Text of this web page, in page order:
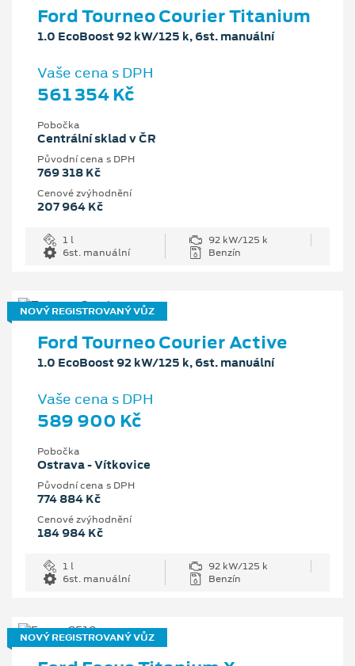
Ford Tourneo Courier Titanium
1.0 EcoBoost 92 kW/125 k, 6st. manuální
Vaše cena s DPH
561 354 Kč
Pobočka
Centrální sklad v ČR
Původní cena s DPH
769 318 Kč
Cenové zvýhodnění
207 964 Kč
1 l
92 kW/125 k
6st. manuální
Benzín
NOVÝ REGISTROVANÝ VŮZ
Ford Tourneo Courier Active
1.0 EcoBoost 92 kW/125 k, 6st. manuální
Vaše cena s DPH
589 900 Kč
Pobočka
Ostrava - Vítkovice
Původní cena s DPH
774 884 Kč
Cenové zvýhodnění
184 984 Kč
1 l
92 kW/125 k
6st. manuální
Benzín
NOVÝ REGISTROVANÝ VŮZ